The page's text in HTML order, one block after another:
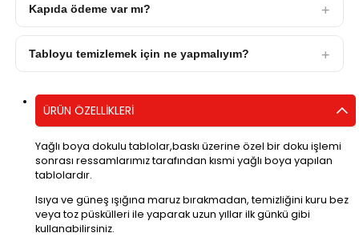
Kapıda ödeme var mı?
Tabloyu temizlemek için ne yapmalıyım?
ÜRÜN ÖZELLIKLERI
Yağlı boya dokulu tablolar,baskı üzerine özel bir doku işlemi
sonrası ressamlarımız tarafından kısmi yağlı boya yapılan
tablolardır.
Isıya ve güneş ışığına maruz bırakmadan, temizliğini kuru bez
veya toz püskülleri ile yaparak uzun yıllar ilk günkü gibi
kullanabilirsiniz.